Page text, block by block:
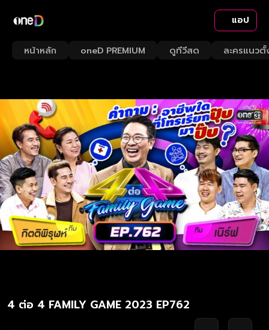
แอป
หน้าหลัก oneD PREMIUM ดูทีวีสด ละครแนวตั้
4 ต่อ 4 FAMILY GAME 2023 EP762